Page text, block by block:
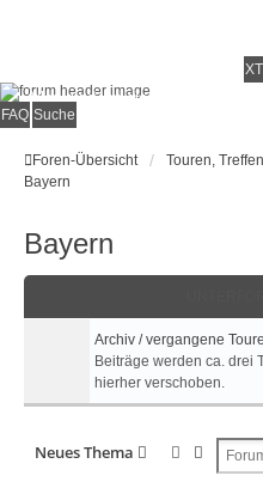
Alles rund um die Yamaha
FAQ Suche
Foren-Übersicht Touren,
Bayern
Bayern
Archiv / vergangene
Beiträge werden ca. drei
hierher verschoben.
Neues Thema Suche